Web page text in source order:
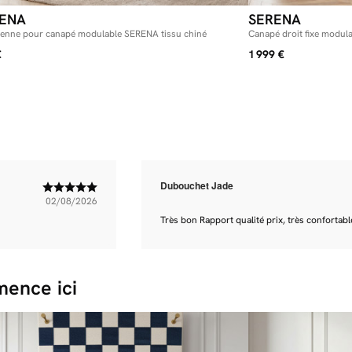
à vos envies
Une
Peut-être
agrandir
à toutes vos
accueillant
recherchent
pour canapé modulable SERENA tissu chiné
SERENA
Canapé droit fixe
1 999 €
02/08/2026
Dubouchet Jade
Très bon Rapport qualité prix, très
ici